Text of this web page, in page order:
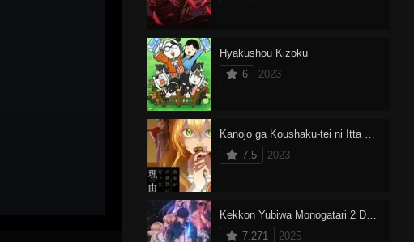
Hyakushou Kizoku
6
2023
Kanojo ga Koushaku-tei ni Itta Riyuu
7.5
2023
Kekkon Yubiwa Monogatari 2 Dublado
7.271
2025